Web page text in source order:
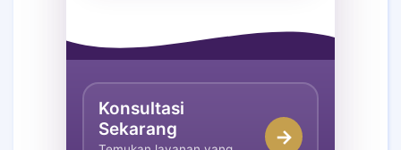
Konsultasi
Sekarang
→